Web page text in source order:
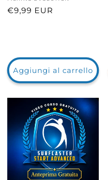
Prezzo
€9,99 EUR
Aggiungi al carrello